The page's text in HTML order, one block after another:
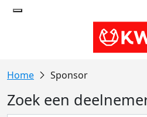
Sponsor
Zoek een